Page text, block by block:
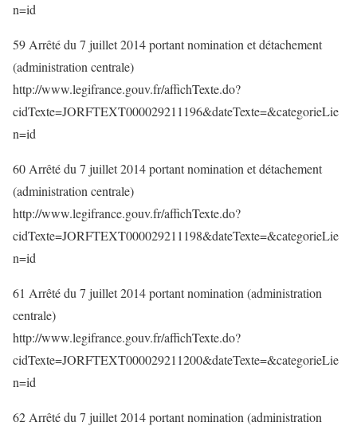
n=id
59 Arrêté du 7 juillet 2014 portant nomination et détachement
(administration centrale)
http://www.legifrance.gouv.fr/affichTexte.do?
cidTexte=JORFTEXT000029211196&dateTexte=&categorieLie
n=id
60 Arrêté du 7 juillet 2014 portant nomination et détachement
(administration centrale)
http://www.legifrance.gouv.fr/affichTexte.do?
cidTexte=JORFTEXT000029211198&dateTexte=&categorieLie
n=id
61 Arrêté du 7 juillet 2014 portant nomination (administration
centrale)
http://www.legifrance.gouv.fr/affichTexte.do?
cidTexte=JORFTEXT000029211200&dateTexte=&categorieLie
n=id
62 Arrêté du 7 juillet 2014 portant nomination (administration